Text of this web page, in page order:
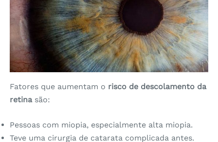
Fatores que aumentam o risco de descolamento da
retinasão:
Pessoas com miopia, especialmente alta miopia.
Teve uma cirurgia de catarata complicada antes.